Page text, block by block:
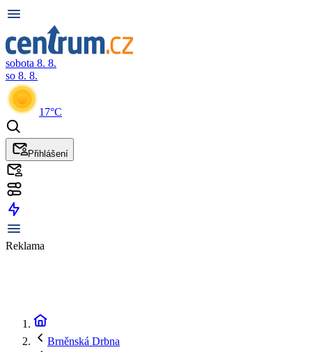
sobota 8. 8.
so 8. 8.
17°C
Přihlášení
Reklama
Brněnská Drbna